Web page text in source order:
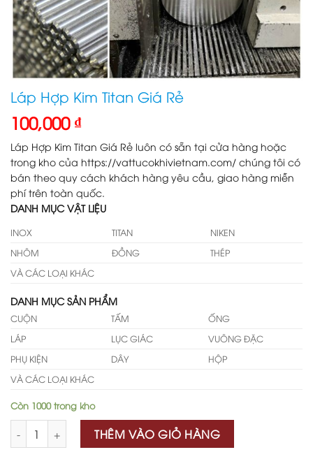
Láp Hợp Kim Titan Giá Rẻ
100,000 ₫
Láp Hợp Kim Titan Giá Rẻ luôn có sẵn tại cửa hàng hoặc
trong kho của https://vattucokhivietnam.com/ chúng tôi có
bán theo quy cách khách hàng yêu cầu, giao hàng miễn
phí trên toàn quốc.
DANH MỤC VẬT LIỆU
INOX TITAN
NIKEN
NHÔM
ĐỒNG
THÉP
VÀ CÁC LOẠI KHÁC
DANH MỤC SẢN PHẨM
CUỘN TẤM
ỐNG
LÁP
LỤC GIÁC
VUÔNG ĐẶC
PHỤ KIỆN
DÂY
HỘP
VÀ CÁC LOẠI KHÁC
Còn 1000 trong kho
THÊM VÀO GIỎ HÀNG